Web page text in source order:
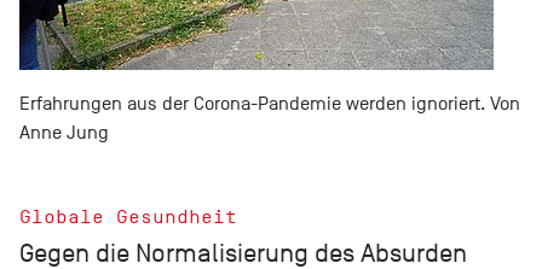
Erfahrungen aus der Corona-Pandemie werden ignoriert. Von
Anne Jung
Globale Gesundheit
Gegen die Normalisierung des Absurden